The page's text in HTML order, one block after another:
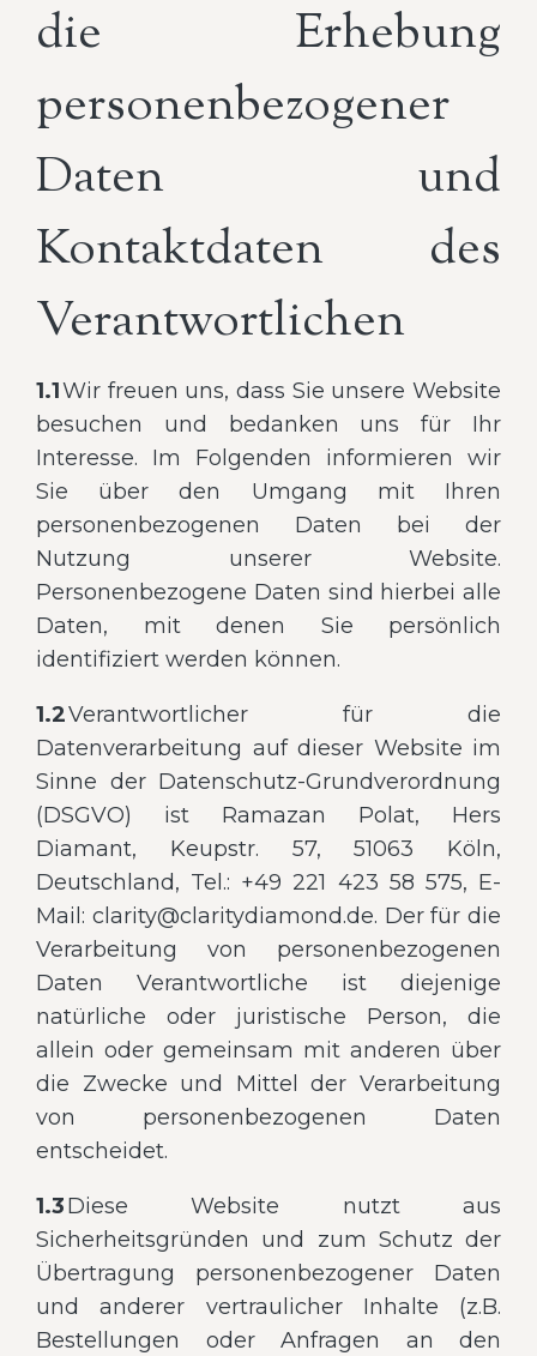
die Erhebung
personenbezogener
Daten und
Kontaktdaten des
Verantwortlichen
1.1Wir freuen uns, dass Sie unsere Website
besuchen und bedanken uns für Ihr
Interesse. Im Folgenden informieren wir
Sie über den Umgang mit Ihren
personenbezogenen Daten bei der
Nutzung unserer Website.
Personenbezogene Daten sind hierbei alle
Daten, mit denen Sie persönlich
identifiziert werden können.
1.2Verantwortlicher für die
Datenverarbeitung auf dieser Website im
Sinne der Datenschutz-Grundverordnung
(DSGVO) ist Ramazan Polat, Hers
Diamant, Keupstr. 57, 51063 Köln,
Deutschland, Tel.: +49 221 423 58 575, E-
Mail: clarity@claritydiamond.de. Der für die
Verarbeitung von personenbezogenen
Daten Verantwortliche ist diejenige
natürliche oder juristische Person, die
allein oder gemeinsam mit anderen über
die Zwecke und Mittel der Verarbeitung
von personenbezogenen Daten
entscheidet.
1.3Diese Website nutzt aus
Sicherheitsgründen und zum Schutz der
Übertragung personenbezogener Daten
und anderer vertraulicher Inhalte (z.B.
Bestellungen oder Anfragen an den